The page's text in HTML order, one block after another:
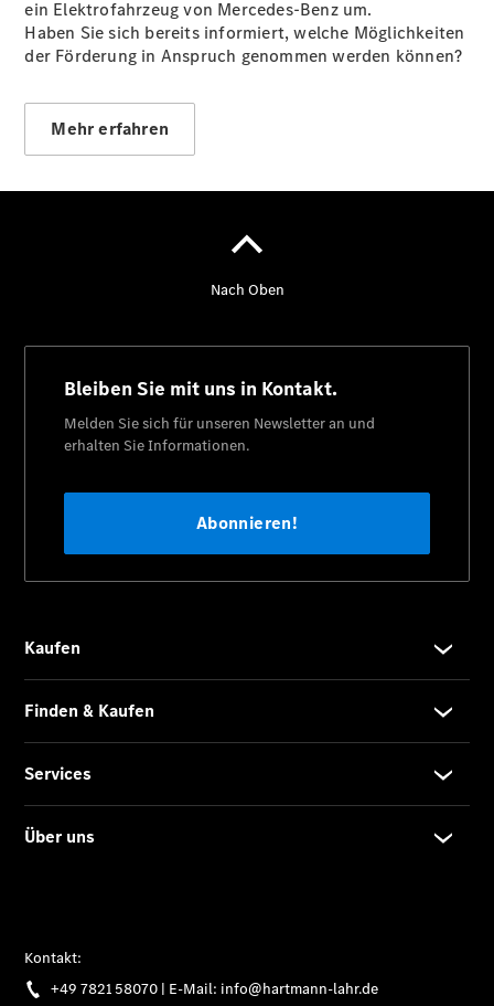
Kontakt
Probefahrt
Ansprechpartner
Auszeichnungen
Service mit
ein Elektrofahrzeug von Mercedes-Benz um.
Haben Sie sich bereits informiert, welche Möglichkeiten
der Förderung in Anspruch genommen werden können?
Mehr erfahren